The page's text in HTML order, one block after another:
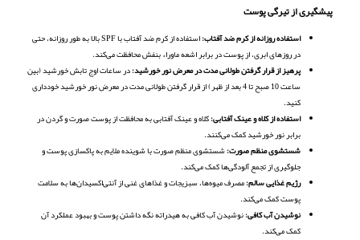
پیشگیری از تیرگی پوست
استفاده روزانه از کرم ضد آفتاب:
استفاده از کرم ضد آفتاب با SPF بالا به طور روزانه، حتی
در روزهای ابری، از پوست در برابر اشعه ماوراء بنفش محافظت می‌کند.
پرهیز از قرار گرفتن طولانی مدت در معرض نور خورشید:در ساعات اوج تابش خورشید (بین
ساعت 10 صبح تا 4 بعد از ظهر) از قرار گرفتن طولانی مدت در معرض نور خورشید خودداری
کنید.
استفاده از کلاه و عینک آفتابی:کلاه و عینک آفتابی به محافظت از پوست صورت و گردن در
برابر نور خورشید کمک می‌کنند.
شستشوی منظم صورت:شستشوی منظم صورت با شوینده ملایم به پاکسازی پوست و
جلوگیری از تجمع آلودگی‌ها کمک می‌کند.
رژیم غذایی سالم:مصرف میوه‌ها، سبزیجات و غذاهای غنی از آنتی‌اکسیدان‌ها به سلامت
پوست کمک می‌کند.
نوشیدن آب کافی:نوشیدن آب کافی به هیدراته نگه داشتن پوست و بهبود عملکرد آن
کمک می‌کند.